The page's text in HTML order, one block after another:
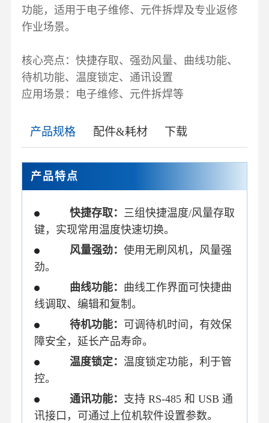
功能，适用于电子维修、元件拆焊及专业返修
作业场景。
核心亮点：快捷存取、强劲风量、曲线功能、
待机功能、温度锁定、通讯设置
应用场景：电子维修、元件拆焊等
产品规格 配件&耗材 下载
产品特点
快捷存取：
三组快捷温度/风量存取
键，实现常用温度快速切换。
风量强劲： 使用无刷风机，风量强
劲。
曲线功能： 曲线工作界面可快捷曲
线调取、编辑和复制。
待机功能： 可调待机时间，有效保
障安全，延长产品寿命。
温度锁定： 温度锁定功能，利于管
控。
通讯功能： 支持 RS-485 和 USB 通
讯接口，可通过上位机软件设置参数。